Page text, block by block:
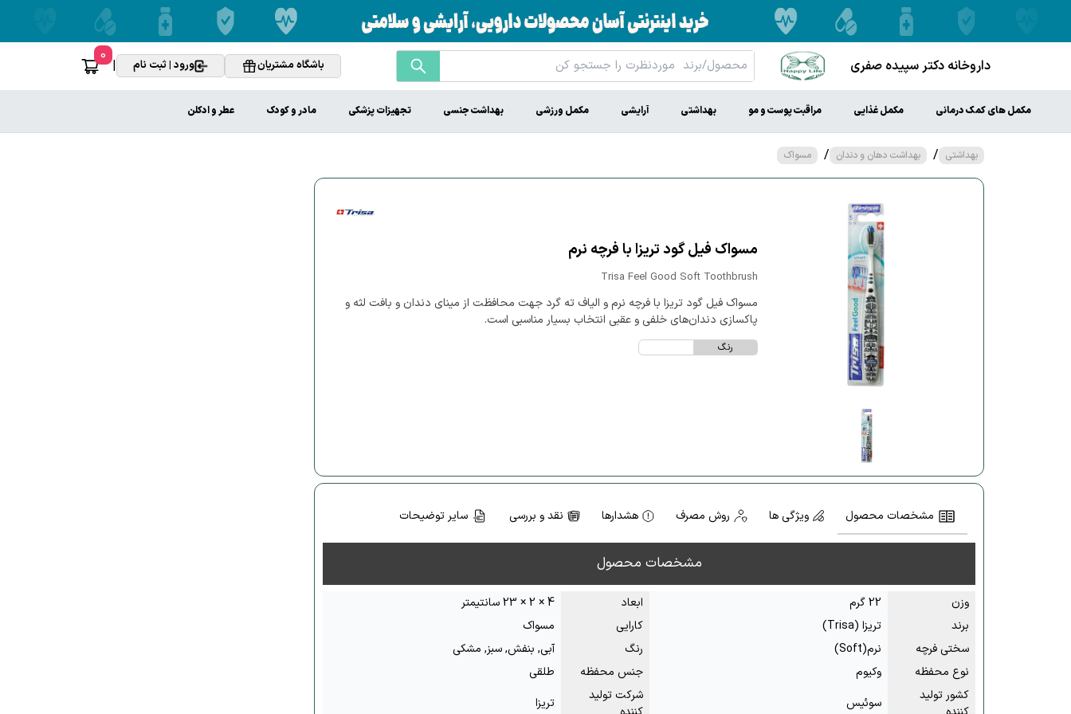
داروخانه دکتر سپیده صفری باشگاه مشتریان ورود | ثبت نام |
0
مکمل های کمک درمانی مکمل غذایی مراقبت پوست و مو بهداشتی آرایشی مکمل ورزشی بهداشت جنسی تجهیزات پزشکی مادر و کودک عطر و ادکلن
بهداشتی / بهداشت دهان و دندان / مسواک
مسواک فیل گود تریزا با فرچه نرم
Trisa Feel Good Soft Toothbrush
مسواک فیل گود تریزا با فرچه نرم و الیاف ته گرد جهت محافظت از مینای دندان و بافت لثه و
پاکسازی دندان‌های خلفی و عقبی انتخاب بسیار مناسبی است.
رنگ
مشخصات محصول ویژگی ها روش مصرف هشدارها نقد و بررسی سایر توضیحات
مشخصات محصول
وزن 22 گرم ابعاد
4 × 2 × 23 سانتیمتر
برند
تریزا (Trisa) کارایی
مسواک
سختی فرچه
نرم(Soft) رنگ
آبی, بنفش, سبز, مشکی
نوع محفظه
وکیوم جنس محفظه
طلقی
کشور تولید
سوئیس
شرکت تولید
تریزا